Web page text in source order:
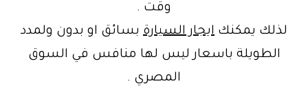
وقت .
لذلك يمكنك ايجار السيارة بسائق او بدون ولمدد
الطويلة باسعار ليس لها منافس في السوق
المصري .